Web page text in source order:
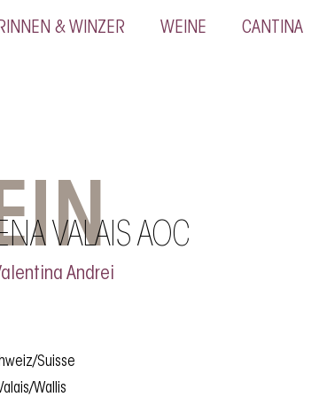
& WINZER WEINE CANTINA
VALAIS AOC
Andrei
Suisse
Wallis